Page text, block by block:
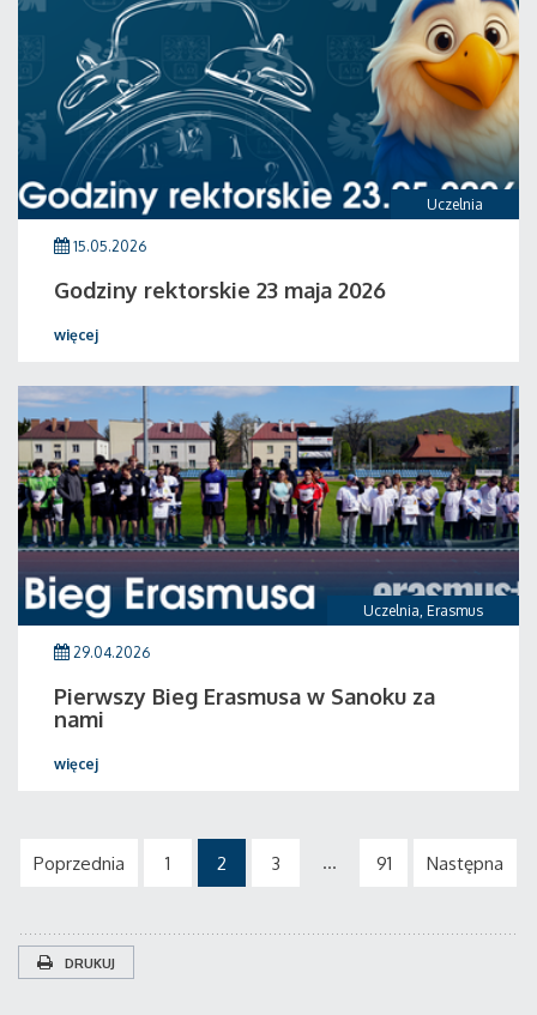
Uczelnia
15.05.2026
Godziny rektorskie 23 maja 2026
więcej
Uczelnia, Erasmus
29.04.2026
Pierwszy Bieg Erasmusa w Sanoku za
nami
więcej
Poprzednia 1 2 3 ... 91 Następna
DRUKUJ